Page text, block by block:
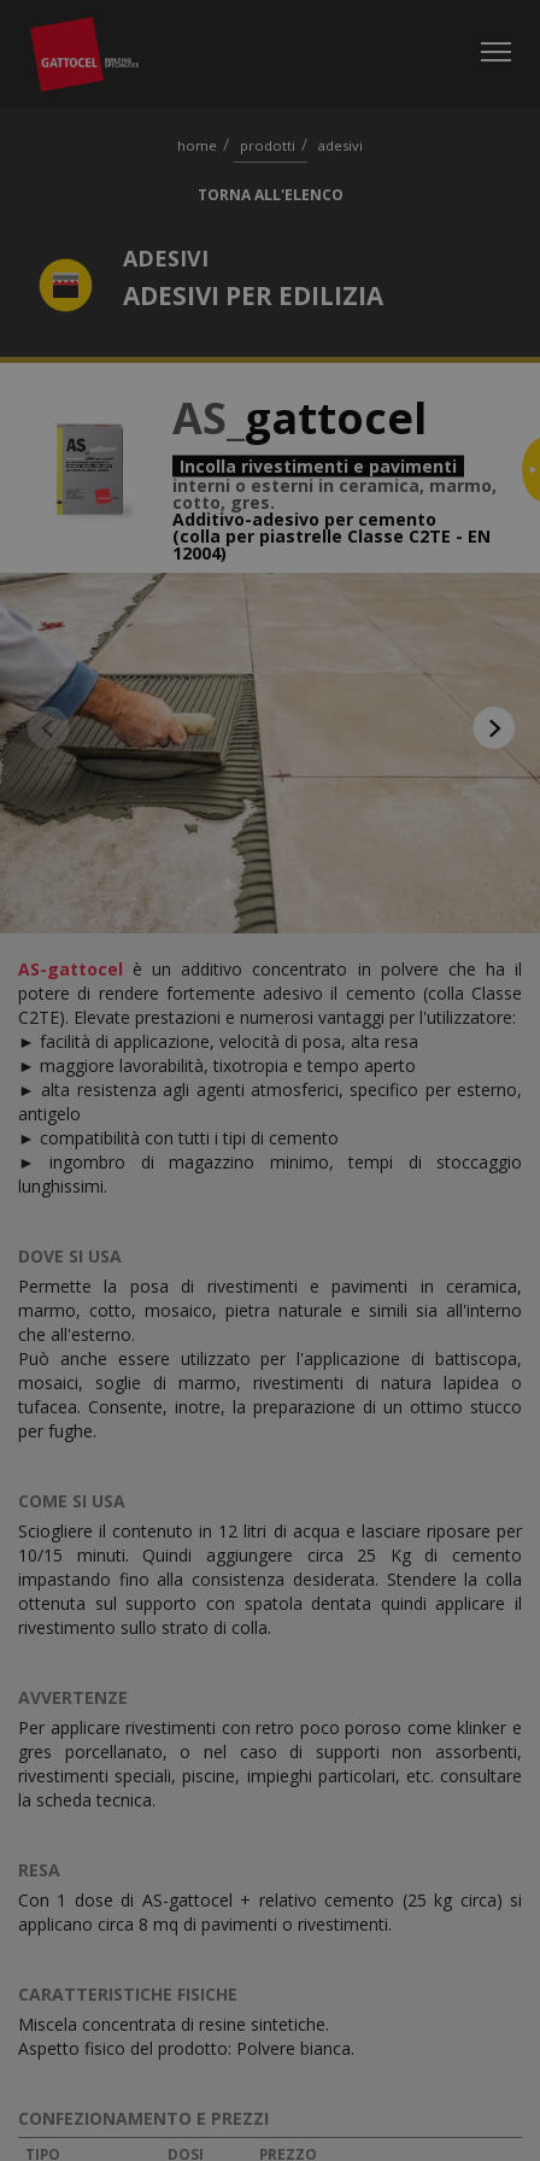
home prodotti adesivi
TORNA ALL'ELENCO
ADESIVI
ADESIVI PER EDILIZIA
AS_ gattocel
Incolla rivestimenti e pavimenti
interni o esterni in ceramica, marmo,
cotto, gres.
Additivo-adesivo per cemento
(colla per piastrelle Classe C2TE - EN
12004)
AS-gattocel è un additivo concentrato in polvere che ha il
potere di rendere fortemente adesivo il cemento (colla Classe
C2TE). Elevate prestazioni e numerosi vantaggi per l'utilizzatore:
► facilità di applicazione, velocità di posa, alta resa
► maggiore lavorabilità, tixotropia e tempo aperto
► alta resistenza agli agenti atmosferici, specifico per esterno,
antigelo
► compatibilità con tutti i tipi di cemento
► ingombro di magazzino minimo, tempi di stoccaggio
lunghissimi.
DOVE SI USA
Permette la posa di rivestimenti e pavimenti in ceramica,
marmo, cotto, mosaico, pietra naturale e simili sia all'interno
che all'esterno.
Può anche essere utilizzato per l'applicazione di battiscopa,
mosaici, soglie di marmo, rivestimenti di natura lapidea o
tufacea. Consente, inotre, la preparazione di un ottimo stucco
per fughe.
COME SI USA
Sciogliere il contenuto in 12 litri di acqua e lasciare riposare per
10/15 minuti. Quindi aggiungere circa 25 Kg di cemento
impastando fino alla consistenza desiderata. Stendere la colla
ottenuta sul supporto con spatola dentata quindi applicare il
rivestimento sullo strato di colla.
AVVERTENZE
Per applicare rivestimenti con retro poco poroso come klinker e
gres porcellanato, o nel caso di supporti non assorbenti,
rivestimenti speciali, piscine, impieghi particolari, etc. consultare
la scheda tecnica.
RESA
Con 1 dose di AS-gattocel + relativo cemento (25 kg circa) si
applicano circa 8 mq di pavimenti o rivestimenti.
CARATTERISTICHE FISICHE
Miscela concentrata di resine sintetiche.
Aspetto fisico del prodotto: Polvere bianca.
CONFEZIONAMENTO E PREZZI
TIPO DOSI PREZZO